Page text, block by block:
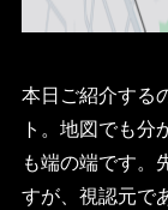
本日ご紹介する
ト。地図でも分
も端の端です。
すが、視認元で